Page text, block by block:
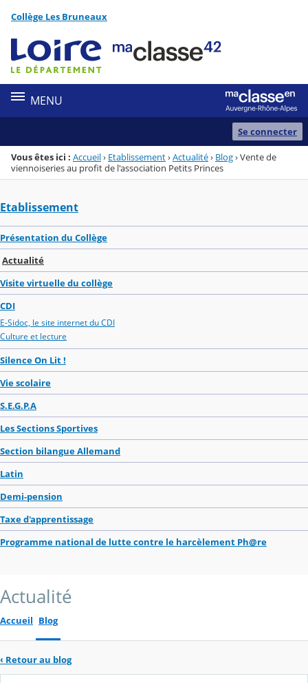
Menu de la rubrique
Contenu
Collège Les Bruneaux
MENU
Se connecter
Vous êtes ici : Accueil› Etablissement›Actualité› Blog›Vente de
viennoiseries au profit de l'association Petits Princes
Etablissement
Présentation du Collège
Actualité
Visite virtuelle du collège
CDI
E-Sidoc, le site internet du CDI
Culture et lecture
Silence On Lit !
Vie scolaire
S.E.G.P.A
Les Sections Sportives
Section bilangue Allemand
Latin
Demi-pension
Taxe d'apprentissage
Programme national de lutte contre le harcèlement Ph@re
Actualité
Accueil Blog
‹ Retour au blog